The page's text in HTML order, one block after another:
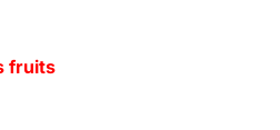
fruits